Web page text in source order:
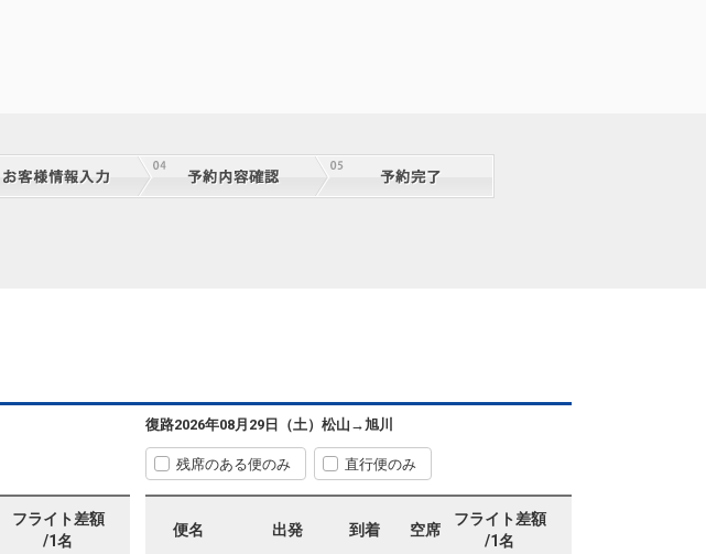
フライト差額
/1名
選択中
+11,700円
復路2026年08月29日（土） 松山 →旭川
残席のある便のみ 直行便のみ
便名 出発 到着 空席
フライト差額
/1名
07:10
15:40
432便
松山
09:10
旭川
15:40
+0円
クラスJを利用する 4 +32,500円